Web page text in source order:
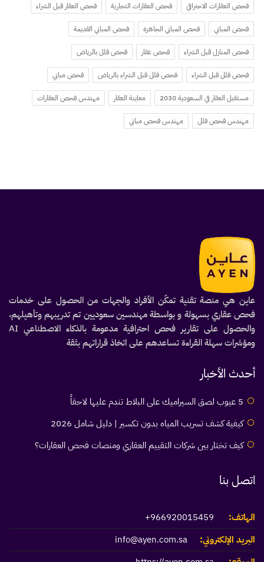
فحص العقارات الاحترافي فحص العقارات التجارية فحص العقار قبل الشراء
فحص المباني فحص المباني الجاهزة فحص المباني القديمة
فحص المنازل قبل الشراء فحص عقار فحص فلل بالرياض
فحص فلل قبل الشراء فحص فلل قبل الشراء بالرياض فحص مباني
مستقبل العقار في السعودية 2030 معاينة العقار مهندس فحص العقارات
مهندس فحص فلل مهندس فحص مباني
عاين هي منصة تقنية تمكّن الأفراد والجهات من الحصول على خدمات
فحص عقاري بسهولة و بواسطة مهندسين سعوديين تم تدريبهم وتأهيلهم،
والحصول على تقارير فحص احترافية مدعومة بالذكاء الاصطناعي AI
ومؤشرات سهلة القراءة تساعدهم على اتخاذ قراراتهم بثقة
أحدث الأخبار
5 عيوب لصق السيراميك على البلاط تندم عليها لاحقاً
كيفية كشف تسريب المياه بدون تكسير | دليل شامل 2026
كيف تختار بين شركات التقييم العقاري ومنصات فحص العقارات؟
اتصل بنا
الهاتف:
966920015459+
البريد الإلكتروني:
info@ayen.com.sa